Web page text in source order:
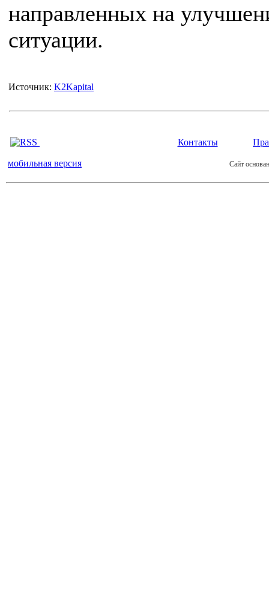
направленных на
ситуации.
Источник: K2Kapital
Контакты
мобильная версия Сайт